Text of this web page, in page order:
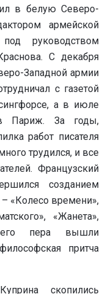
в белую Северо-
армейской
руководством
С декабря
Западной армии
с газетой
а в июле
Париж. За годы,
работ писателя
трудился, и все
Французский
созданием
«Колесо времени»,
«Жанета»,
пера вышли
притча
скопились